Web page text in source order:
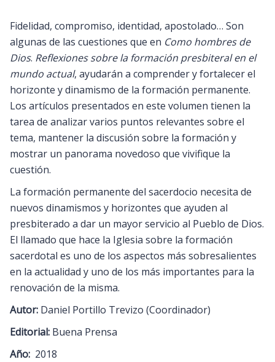
Fidelidad, compromiso, identidad, apostolado… Son
algunas de las cuestiones que en Como hombres de
Dios. Reflexiones sobre la formación presbiteral en el
mundo actual, ayudarán a comprender y fortalecer el
horizonte y dinamismo de la formación permanente.
Los artículos presentados en este volumen tienen la
tarea de analizar varios puntos relevantes sobre el
tema, mantener la discusión sobre la formación y
mostrar un panorama novedoso que vivifique la
cuestión.
La formación permanente del sacerdocio necesita de
nuevos dinamismos y horizontes que ayuden al
presbiterado a dar un mayor servicio al Pueblo de Dios.
El llamado que hace la Iglesia sobre la formación
sacerdotal es uno de los aspectos más sobresalientes
en la actualidad y uno de los más importantes para la
renovación de la misma.
Autor: Daniel Portillo Trevizo (Coordinador)
Editorial: Buena Prensa
Año: 2018